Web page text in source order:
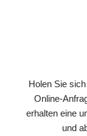
Holen Sie
Online-
erhalten eine
und